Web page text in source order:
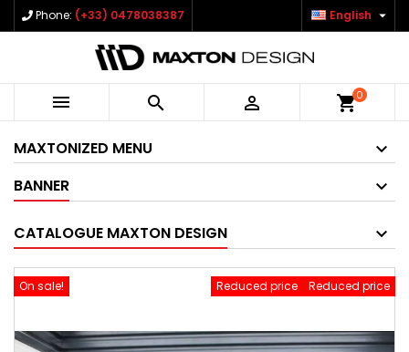
Phone: (+33) 0478038387 English 
   shopping_cart0
MAXTONIZED MENU
BANNER
CATALOGUE MAXTON DESIGN
On sale! Reduced price
Reduced price